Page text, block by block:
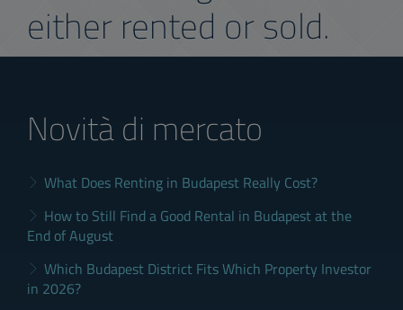
either rented or sold.
Novità di mercato
What Does Renting in Budapest Really Cost?
How to Still Find a Good Rental in Budapest at the
End of August
Which Budapest District Fits Which Property Investor
in 2026?